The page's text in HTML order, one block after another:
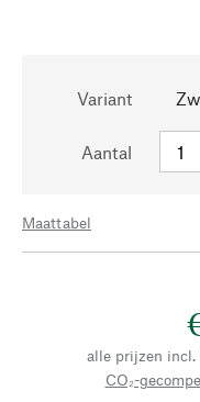
Variant
Aantal
Maattabel
alle prijzen incl.
CO₂-